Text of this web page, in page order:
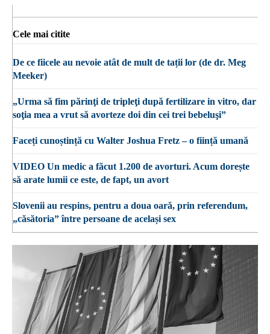
Cele mai citite
De ce fiicele au nevoie atât de mult de tații lor (de dr. Meg
Meeker)
„Urma să fim părinţi de tripleţi după fertilizare in vitro, dar
soţia mea a vrut să avorteze doi din cei trei bebeluşi”
Faceți cunoștință cu Walter Joshua Fretz – o ființă umană
VIDEO Un medic a făcut 1.200 de avorturi. Acum dorește
să arate lumii ce este, de fapt, un avort
Slovenii au respins, pentru a doua oară, prin referendum,
„căsătoria” între persoane de același sex